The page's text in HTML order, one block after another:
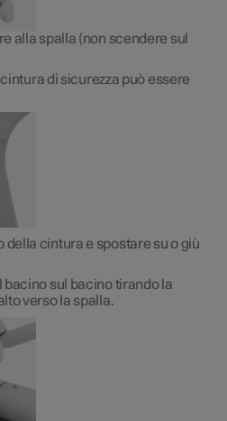
alla spalla (non scendere sul
di sicurezza può essere
cintura e spostare su o giù
bacino sul bacino tirando la
verso la spalla.